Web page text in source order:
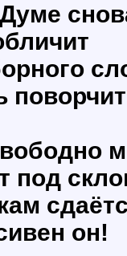
под
он!